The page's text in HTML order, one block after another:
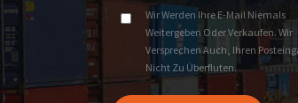
Wir Werden Ihre E-Mail Niemals
Weitergeben Oder Verkaufen. Wir
Versprechen Auch, Ihren
Nicht Zu Überfluten.